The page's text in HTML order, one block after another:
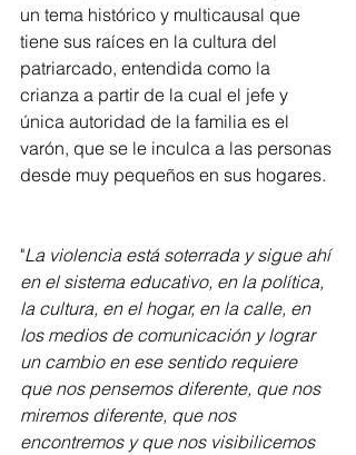
un tema histórico y multicausal que
tiene sus raíces en la cultura del
patriarcado, entendida como la
crianza a partir de la cual el jefe y
única autoridad de la familia es el
varón, que se le inculca a las personas
desde muy pequeños en sus hogares.
"La violencia está soterrada y sigue ahí
en el sistema educativo, en la política,
la cultura, en el hogar, en la calle, en
los medios de comunicación y lograr
un cambio en ese sentido requiere
que nos pensemos diferente, que nos
miremos diferente, que nos
encontremos y que nos visibilicemos